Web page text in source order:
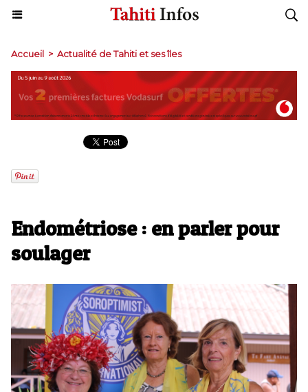
Accueil > Actualité de Tahiti et ses îles
Endométriose : en parler pour
soulager